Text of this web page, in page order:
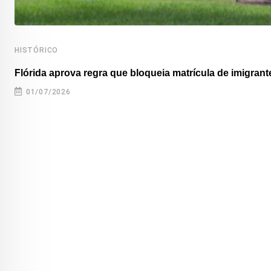
HISTÓRICO
Flórida aprova regra que bloqueia matrícula de
01/07/2026